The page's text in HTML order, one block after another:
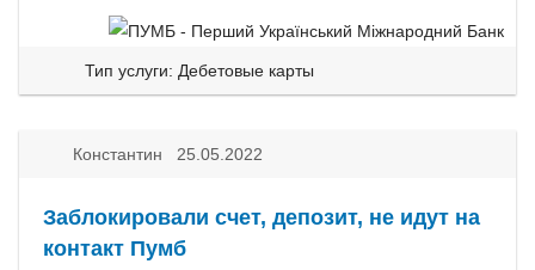
Тип услуги: Дебетовые карты
Константин 25.05.2022
Заблокировали счет, депозит, не идут на
контакт Пумб